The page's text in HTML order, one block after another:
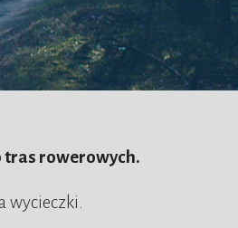
tras rowerowych.
wycieczki.